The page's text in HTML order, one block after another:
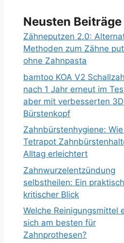
Neusten Beiträge
Zähneputzen 2.0:
Methoden zum Zähne
ohne Zahnpasta
bamtoo KOA V2
nach 1 Jahr erneut im
aber mit verbesserten
Bürstenkopf
Zahnbürstenhygiene:
Tetrapot
Alltag erleichtert
Zahnwurzelentzündung
selbstheilen: Ein
kritischer Blick
Welche Reinigungsmittel
sich am besten für
Zahnprothesen?